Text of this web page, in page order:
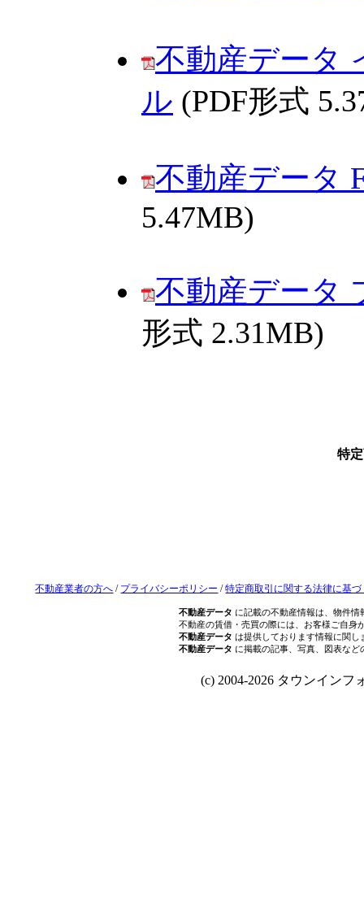
不動産データ
ル (PDF形式
不動産データ
5.47MB)
不動産データ
形式 2.31MB)
特
不動産業者の方へ / プライバシーポリシー /特定商取引に関する法律に基
不動産データ に記載の不動産情報は、物件
不動産の賃借・売買の際には、お客様ご自身
不動産データ は提供しております情報に関し
不動産データ に掲載の記事、写真、図表な
(c) 2004-2026 タウンインフ